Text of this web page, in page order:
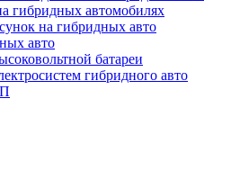
гибридных автомобилях
на гибридных авто
авто
батареи
гибридного авто